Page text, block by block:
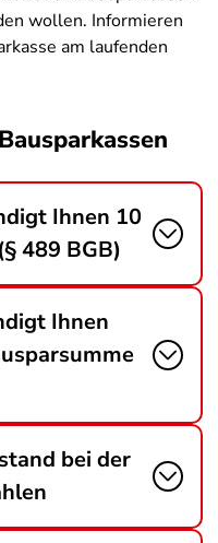
wollen. Informieren
am laufenden
Ihnen 10
489 BGB)
Ihnen
bei der